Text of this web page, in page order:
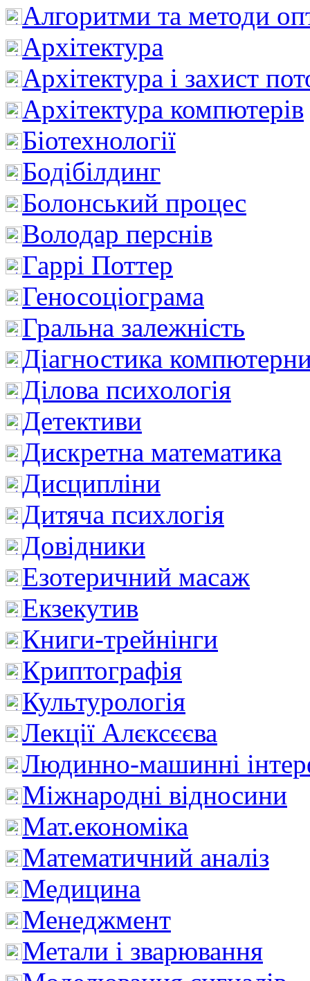
Алгоритми та методи
Архітектура
Архітектура і захист
Архітектура компютерів
Біотехнології
Бодібілдинг
Болонський процес
Володар перснів
Гаррі Поттер
Геносоціограма
Гральна залежність
Діагностика
Ділова психологія
Детективи
Дискретна математика
Дисципліни
Дитяча психлогія
Довідники
Езотеричний масаж
Екзекутив
Книги-трейнінги
Криптографія
Культурологія
Лекції Алєксєєва
Людинно-машинні
Міжнародні відносини
Мат.економіка
Математичний аналіз
Медицина
Менеджмент
Метали і зварювання